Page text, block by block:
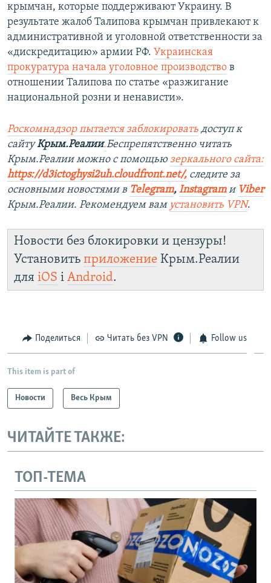
крымчан, которые поддерживают Украину. В
результате жалоб Талипова крымчан привлекают к
административной и уголовной ответственности за
«дискредитацию» армии РФ. Украинская
прокуратура начала уголовное производство в
отношении Талипова по статье «разжигание
национальной розни и ненависти».
Роскомнадзор пытается заблокировать доступ к
сайтуКрым.Реалии.Беспрепятственно читать
Крым.Реалии можно с помощью зеркального сайта:
https://d3ictoghysi2uh.cloudfront.net/, следите за
основными новостями в Telegram, Instagramи Viber
Крым.Реалии. Рекомендуем вам установить VPN.
Новости без блокировки и цензуры!
Установить приложение Крым.Реалии
для iOS і Android.
Поделиться Читать без VPN Follow us
This item is part of
Новости Весь Крым
ЧИТАЙТЕ ТАКЖЕ:
ТОП-ТЕМА